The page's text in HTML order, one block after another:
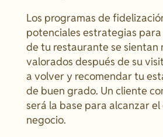
Los programas de
potenciales estrategias
de tu restaurante se sientan
valorados después de su
a volver y recomendar tu
de buen grado. Un cliente
será la base para alcanzar
negocio.